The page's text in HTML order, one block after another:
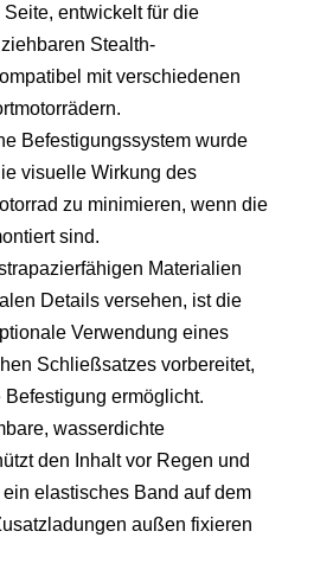
entwickelt für die
Stealth-
mit verschiedenen
Befestigungssystem wurde
visuelle Wirkung des
zu minimieren, wenn die
sind.
Materialien
Details versehen, ist die
Verwendung eines
Schließsatzes vorbereitet,
ermöglicht.
wasserdichte
den Inhalt vor Regen und
elastisches Band auf dem
außen fixieren